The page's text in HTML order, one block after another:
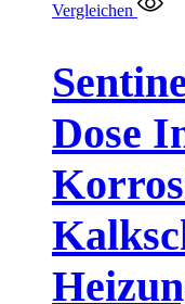
Vergleichen
Dose